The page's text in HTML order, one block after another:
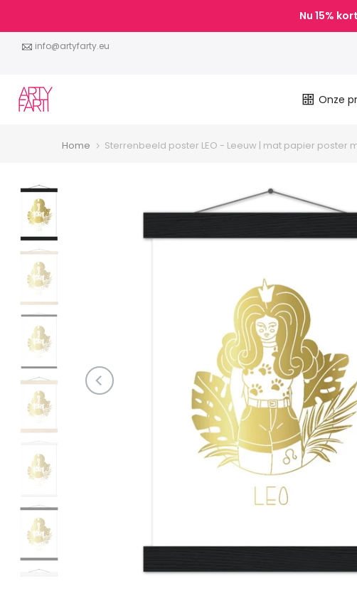
naar
artikel
Nu 15%
info@artyfarty.eu
Onze
Home Sterrenbeeld poster LEO - Leeuw | mat papier poster